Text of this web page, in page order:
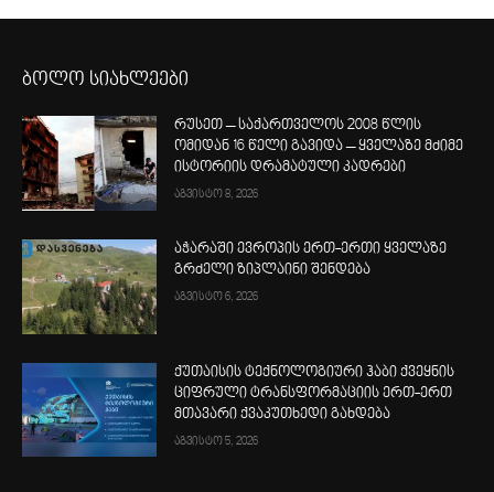
ბოლო სიახლეები
რუსეთ – საქართველოს 2008 წლის
ომიდან 16 წელი გავიდა – ყველაზე მძიმე
ისტორიის დრამატული კადრები
აგვისტო 8, 2026
აჭარაში ევროპის ერთ-ერთი ყველაზე
გრძელი ზიპლაინი შენდება
აგვისტო 6, 2026
ქუთაისის ტექნოლოგიური ჰაბი ქვეყნის
ციფრული ტრანსფორმაციის ერთ-ერთ
მთავარი ქვაკუთხედი გახდება
აგვისტო 5, 2026